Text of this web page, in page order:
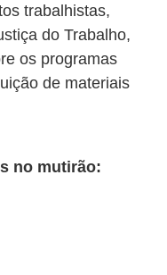
trabalhistas,
do Trabalho,
os programas
de materiais
no mutirão: